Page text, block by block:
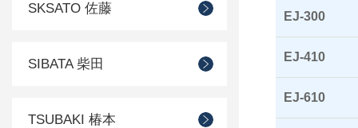
SKSATO 佐藤
SIBATA 柴田
TSUBAKI 椿本
EJ-300
EJ-410
EJ-610